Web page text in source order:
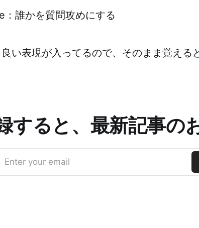
誰かを質問攻めにする
い表現が入ってるので、そのまま覚える
すると、最新記事の
Enter your email